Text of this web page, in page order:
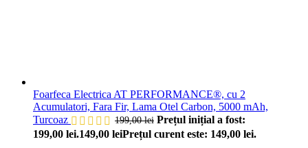
Foarfeca Electrica AT PERFORMANCE®, cu 2
Acumulatori, Fara Fir, Lama Otel Carbon, 5000 mAh,
Turcoaz
199,00lei Prețul inițial a fost:
199,00 lei.149,00 leiPrețul curent este: 149,00 lei.